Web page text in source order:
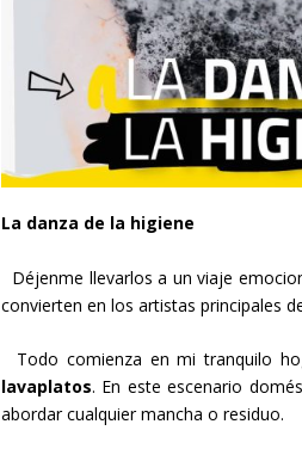
La danza de la higiene
Déjenme llevarlos a un viaje
convierten en los artistas principales
Todo comienza en mi tranquilo
lavaplatos. En este escenario
abordar cualquier mancha o residuo.